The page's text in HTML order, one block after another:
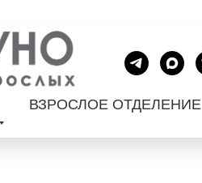
ВЗРОСЛОЕ ОТДЕЛЕНИЕ